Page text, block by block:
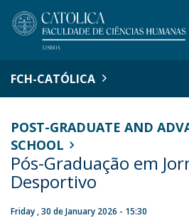
FCH-CATÓLICA
POST-GRADUATE AND
SCHOOL
Pós-Graduação em
Desportivo
Friday , 30 de January 2026 - 15:30